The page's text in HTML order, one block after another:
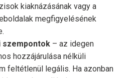
kiaknázásának vagy a
megfigyelésének
szempontok – az idegen
hozzájárulása nélküli
feltétlenül legális. Ha azonban